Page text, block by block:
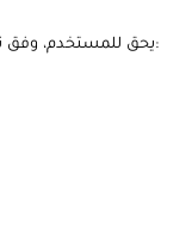
يحق للمستخدم، وفق نظام حماية البيانات الشخصية في السعودية: